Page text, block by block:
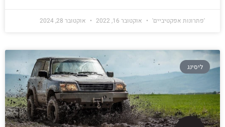
'פתרונות אפקטיביים' אוקטובר 16, 2022 אוקטובר 28, 2024
ליסינג